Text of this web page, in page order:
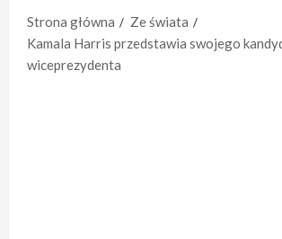
Strona główna
Ze świata
Kamala Harris przedstawia swojego
wiceprezydenta